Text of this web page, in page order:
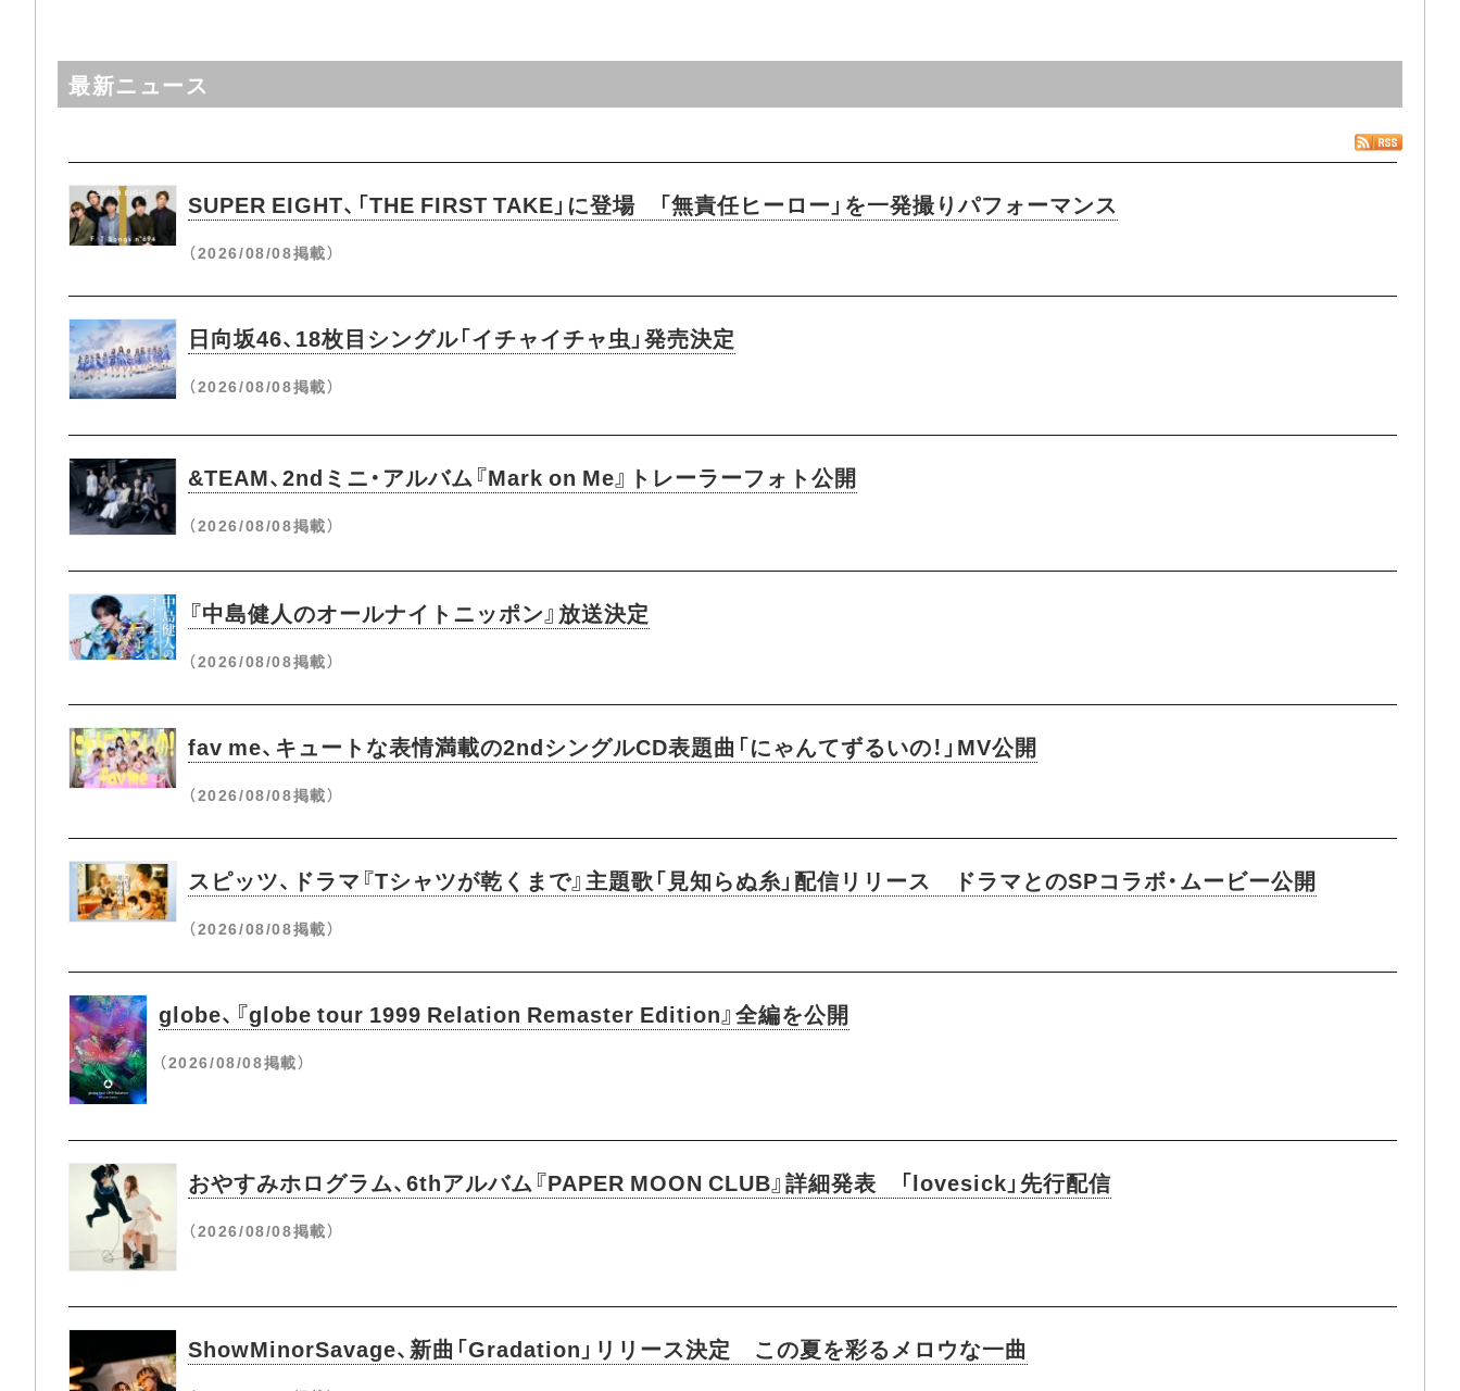
最新ニュース
SUPER EIGHT、「THE FIRST TAKE」に登場 「無責任ヒーロー」を一発撮りパフォーマンス
（2026/08/08掲載）
日向坂46、18枚目シングル「イチャイチャ虫」発売決定
（2026/08/08掲載）
&TEAM、2ndミニ・アルバム『Mark on Me』トレーラーフォト公開
（2026/08/08掲載）
『中島健人のオールナイトニッポン』放送決定
（2026/08/08掲載）
fav me、キュートな表情満載の2ndシングルCD表題曲「にゃんてずるいの！」MV公開
（2026/08/08掲載）
スピッツ、ドラマ『Tシャツが乾くまで』主題歌「見知らぬ糸」配信リリース ドラマとのSPコラボ・ムービー公開
（2026/08/08掲載）
globe、『globe tour 1999 Relation Remaster Edition』全編を公開
（2026/08/08掲載）
おやすみホログラム、6thアルバム『PAPER MOON CLUB』詳細発表 「lovesick」先行配信
（2026/08/08掲載）
ShowMinorSavage、新曲「Gradation」リリース決定 この夏を彩るメロウな一曲